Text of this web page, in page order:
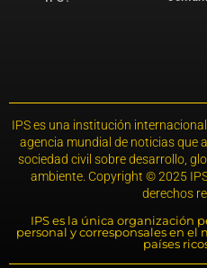
IPS es una institución
agencia mundial de noticias que
sociedad civil sobre desarrollo,
ambiente. Copyright © 2025
derechos
IPS es la única organización
personal y corresponsales en
países